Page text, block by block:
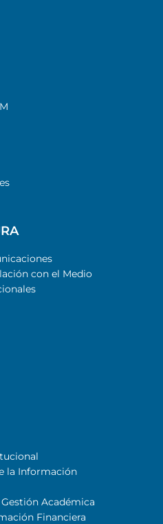
con el Medio
la Información
Académica
Financiera